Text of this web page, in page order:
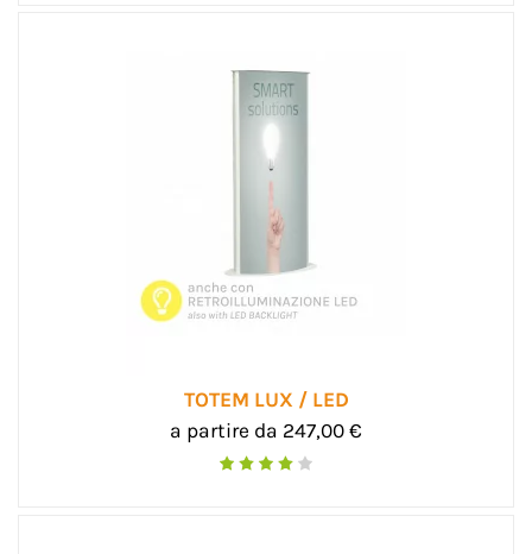
TOTEM LUX / LED
a partire da 247,00 €